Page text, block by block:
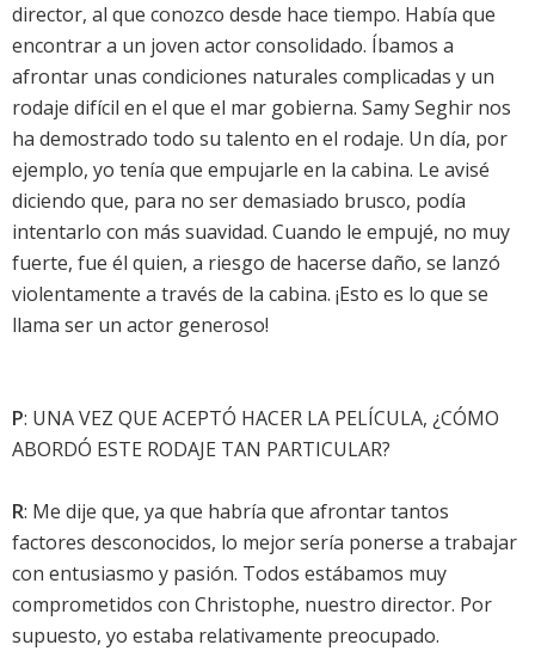
director, al que conozco desde hace tiempo. Había que
encontrar a un joven actor consolidado. Íbamos a
afrontar unas condiciones naturales complicadas y un
rodaje difícil en el que el mar gobierna. Samy Seghir nos
ha demostrado todo su talento en el rodaje. Un día, por
ejemplo, yo tenía que empujarle en la cabina. Le avisé
diciendo que, para no ser demasiado brusco, podía
intentarlo con más suavidad. Cuando le empujé, no muy
fuerte, fue él quien, a riesgo de hacerse daño, se lanzó
violentamente a través de la cabina. ¡Esto es lo que se
llama ser un actor generoso!
P: UNA VEZ QUE ACEPTÓ HACER LA PELÍCULA, ¿CÓMO
ABORDÓ ESTE RODAJE TAN PARTICULAR?
R: Me dije que, ya que habría que afrontar tantos
factores desconocidos, lo mejor sería ponerse a trabajar
con entusiasmo y pasión. Todos estábamos muy
comprometidos con Christophe, nuestro director. Por
supuesto, yo estaba relativamente preocupado.